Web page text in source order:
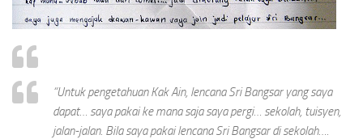
“Untuk pengetahuan Kak Ain, lencana Sri Bangsar yang saya
dapat… saya pakai ke mana saja saya pergi… sekolah, tuisyen,
jalan-jalan. Bila saya pakai lencana Sri Bangsar di sekolah….